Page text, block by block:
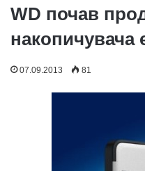
WD почав
накопичувача
07.09.2013 81